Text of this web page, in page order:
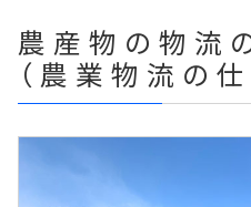
農産物の物流
（農業物流の仕